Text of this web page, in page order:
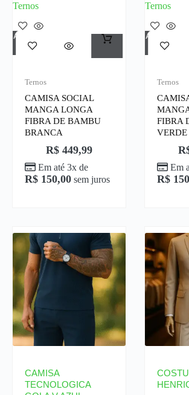
Ternos
Adicionar Ao Carrinho
Ternos
CAMISA SOCIAL
MANGA LONGA
FIBRA DE BAMBU
BRANCA
R$ 449,99
Em até 3x de
R$ 150,00 sem juros
Ternos
Adicionar
Ternos
FIBRA
VERDE
Em
R$
CAMISA
TECNOLOGICA